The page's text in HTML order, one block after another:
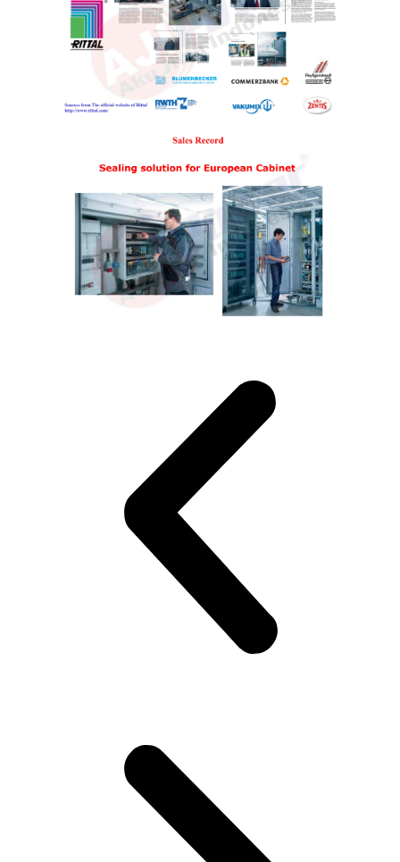
© AJIPower Copyright 2023. All Rights Reserved.